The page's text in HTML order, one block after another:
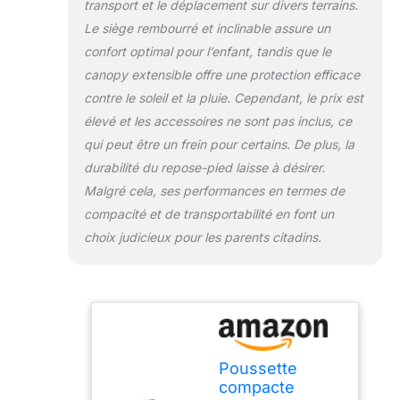
le verrouillage
automatique
sécurise le pli pour
le transport ou le
rangement
Toujours
confortable : le
support de mollet
réglable et
siège à plusieurs
positions (avec
inclinaison presque
Pneus en
caoutchouc légers
et durables :
assurent une
transport et le déplacement sur divers terrains.
Le siège rembourré et inclinable assure un
confort optimal pour l’enfant, tandis que le
canopy extensible offre une protection efficace
contre le soleil et la pluie. Cependant, le prix est
élevé et les accessoires ne sont pas inclus, ce
qui peut être un frein pour certains. De plus, la
durabilité du repose-pied laisse à désirer.
Malgré cela, ses performances en termes de
compacité et de transportabilité en font un
choix judicieux pour les parents citadins.
Poussette
compacte